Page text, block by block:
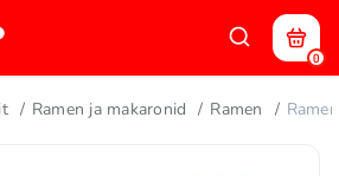
0
Ramen ja makaronid Ramen